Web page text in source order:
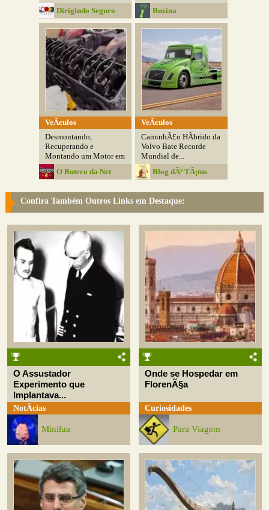
Dirigindo Seguro
Buzina
VeÃ­culos
Desmontando,
Recuperando e
Montando um Motor em
Menos de...
O Buteco da Net
VeÃ­culos
CaminhÃ£o HÃ­brido da
Volvo Bate Recorde
Mundial de...
Blog dÃº TÃ¡tus
Confira Também Outros Links em Destaque:
O Assustador
Experimento que
Implantava...
NotÃ­cias
Minilua
Onde se Hospedar em
FlorenÃ§a
Curiosidades
Para Viagem